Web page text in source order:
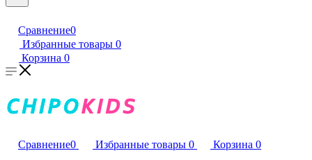
Сравнение0
Избранные товары 0
Корзина 0
Сравнение0 Избранные товары 0 Корзина 0